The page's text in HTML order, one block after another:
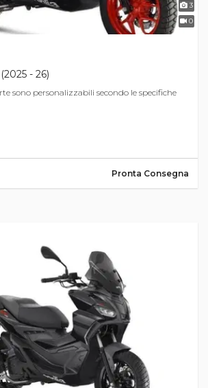
3
0
- 26)
sono personalizzabili secondo le specifiche
Pronta Consegna